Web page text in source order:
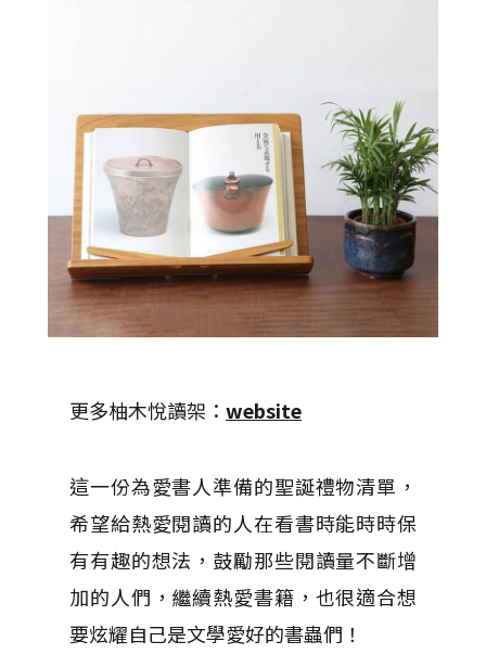
更多柚木悅讀架： website
這一份為愛書人準備的聖誕禮物清單，
希望給熱愛閱讀的人在看書時能時時保
有有趣的想法，鼓勵那些閱讀量不斷增
加的人們，繼續熱愛書籍，也很適合想
要炫耀自己是文學愛好的書蟲們！